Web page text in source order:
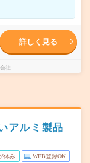
詳しく見る
社
アルミ製品
休み WEB登録OK